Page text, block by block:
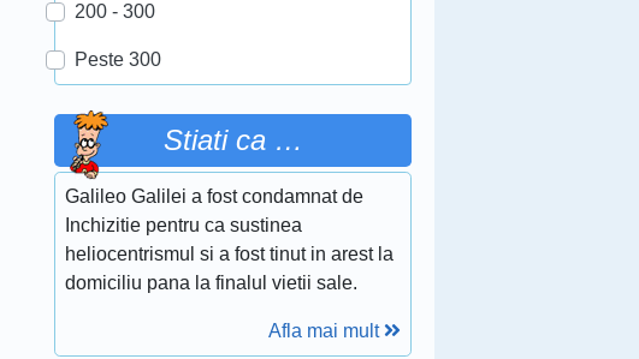
200 - 300
Peste 300
Stiati ca …
Galileo Galilei a fost condamnat de
Inchizitie pentru ca sustinea
heliocentrismul si a fost tinut in arest la
domiciliu pana la finalul vietii sale.
Afla mai mult